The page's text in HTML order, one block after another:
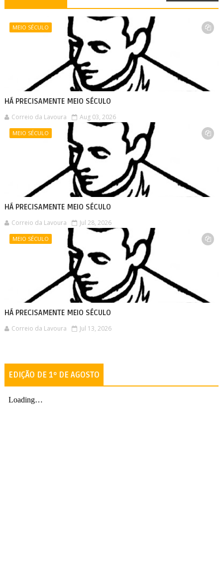
MEIO SÉCULO
HÁ PRECISAMENTE MEIO SÉCULO
Correio da Lavoura Aug 03, 2026
MEIO SÉCULO
HÁ PRECISAMENTE MEIO SÉCULO
Correio da Lavoura Jul 28, 2026
MEIO SÉCULO
HÁ PRECISAMENTE MEIO SÉCULO
Correio da Lavoura Jul 13, 2026
EDIÇÃO DE 1º DE AGOSTO